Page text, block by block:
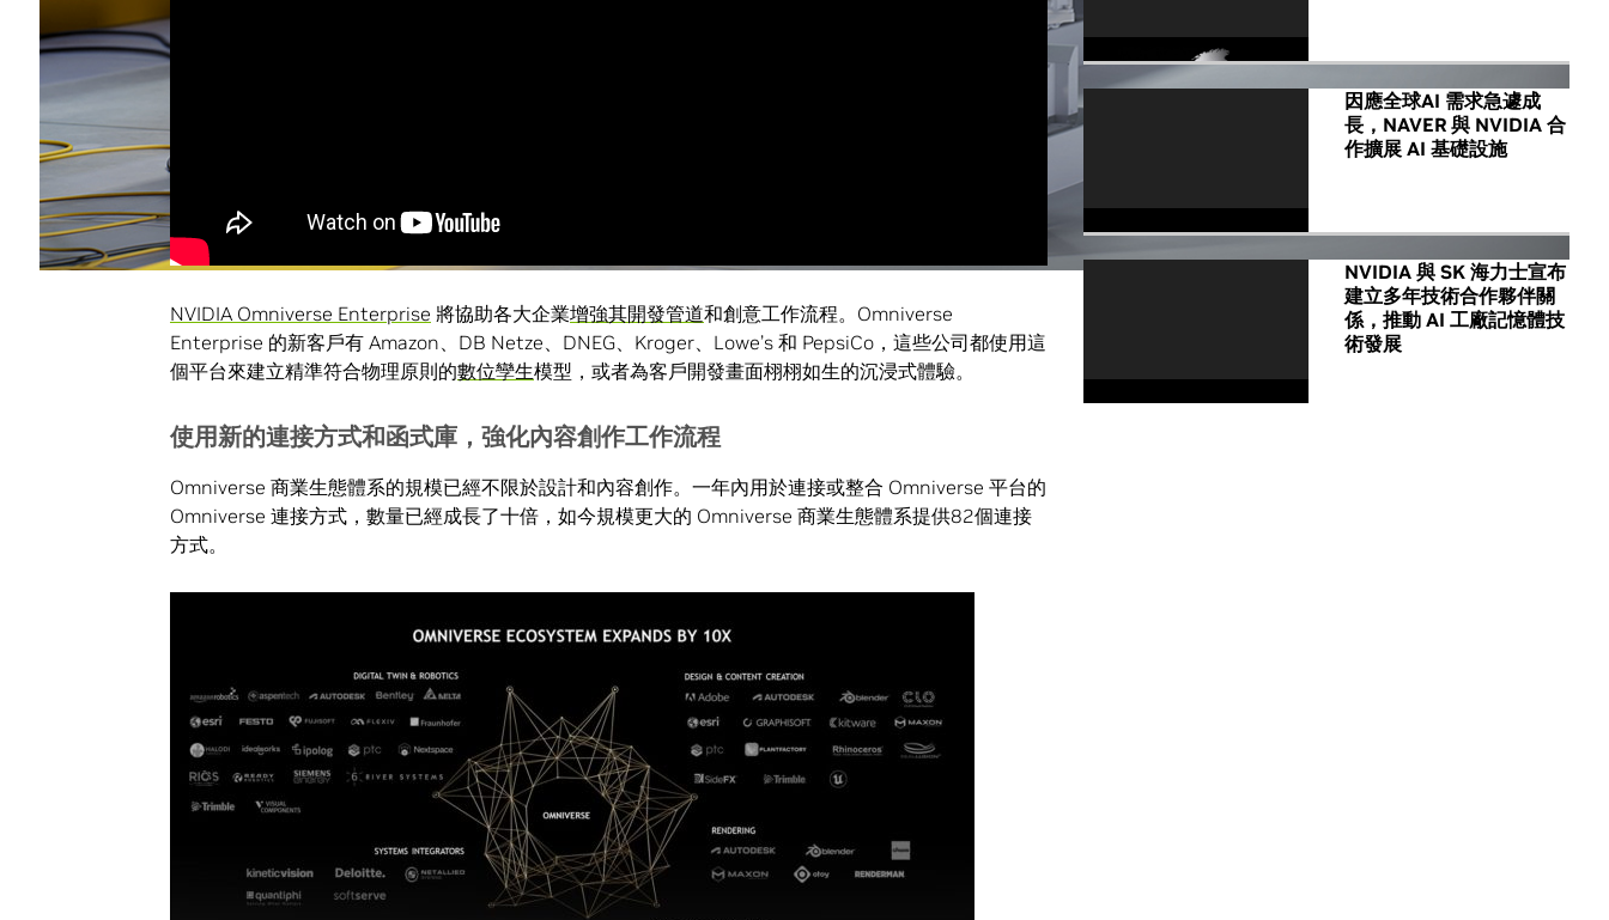
NVIDIA Omniverse Enterprise 將協助各大企業增強其開發管道和創意工作流程。Omniverse
Enterprise 的新客戶有 Amazon、DB Netze、DNEG、Kroger、Lowe’s 和 PepsiCo，這些公司都使用這
個平台來建立精準符合物理原則的數位孿生模型，或者為客戶開發畫面栩栩如生的沉浸式體驗。
使用新的連接方式和函式庫，強化內容創作工作流程
Omniverse 商業生態體系的規模已經不限於設計和內容創作。一年內用於連接或整合 Omniverse 平台的
Omniverse 連接方式，數量已經成長了十倍，如今規模更大的 Omniverse 商業生態體系提供82個連接
方式。
因應全球AI 需求急遽成
長，NAVER 與 NVIDIA 合
作擴展 AI 基礎設施
NVIDIA 與 SK 海力士宣布
建立多年技術合作夥伴關
係，推動 AI 工廠記憶體技
術發展